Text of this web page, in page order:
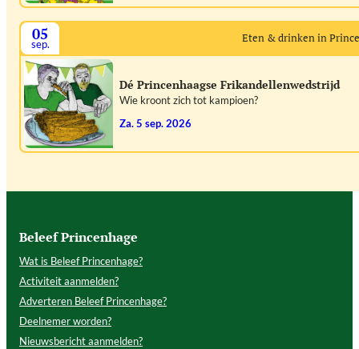
05
sep. Eten & drinken in
Dé Princenhaagse Frikandellenwedstrijd
Wie kroont zich tot kampioen?
za. 5 sep. 2026
Beleef Princenhage
Wat is Beleef Princenhage?
Activiteit aanmelden?
Adverteren Beleef Princenhage?
Deelnemer worden?
Nieuwsbericht aanmelden?